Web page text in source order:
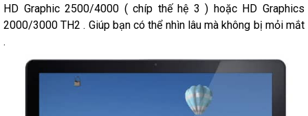
HD Graphic 2500/4000 ( chíp thế hệ 3 ) hoặc HD Graphics
2000/3000 TH2 . Giúp bạn có thể nhìn lâu mà không bị mỏi mắt
.